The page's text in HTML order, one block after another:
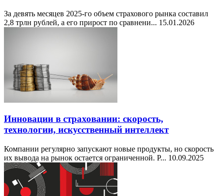
За девять месяцев 2025-го объем страхового рынка составил
2,8 трлн рублей, а его прирост по сравнени... 15.01.2026
Инновации в страховании: скорость,
технологии, искусственный интеллект
Компании регулярно запускают новые продукты, но скорость
их вывода на рынок остается ограниченной. Р... 10.09.2025